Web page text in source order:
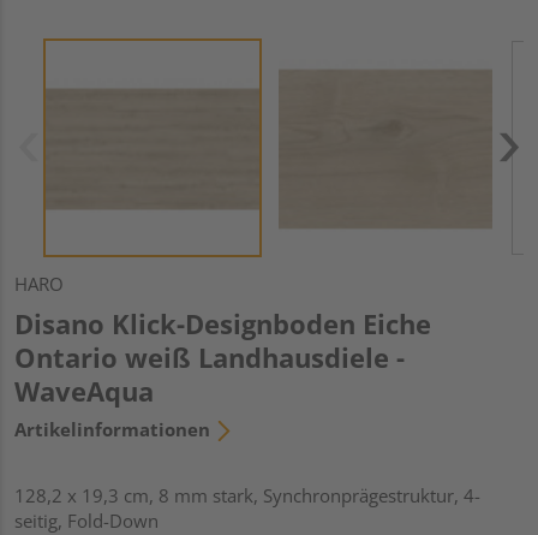
HARO
Disano Klick-Designboden Eiche
Ontario weiß Landhausdiele -
WaveAqua
Artikelinformationen
128,2 x 19,3 cm, 8 mm stark, Synchronprägestruktur, 4-
seitig, Fold-Down